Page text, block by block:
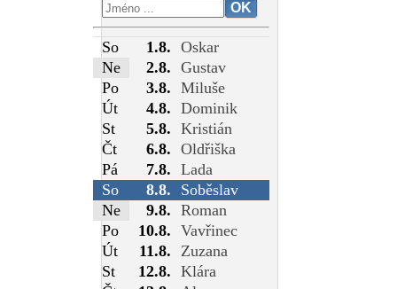
So 1.8. Oskar
Ne
2.8. Gustav
Po
3.8. Miluše
Út
4.8. Dominik
St
5.8. Kristián
Čt
6.8. Oldřiška
Pá
7.8. Lada
So
8.8.
Soběslav
Ne
9.8. Roman
Po
10.8. Vavřinec
Út
11.8.
Zuzana
St
12.8. Klára